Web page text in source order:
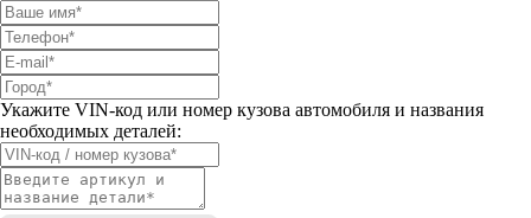
Укажите VIN-код или номер кузова автомобиля и названия
необходимых деталей: